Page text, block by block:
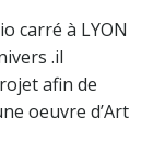
carré à LYON
.il
afin de
oeuvre d’Art